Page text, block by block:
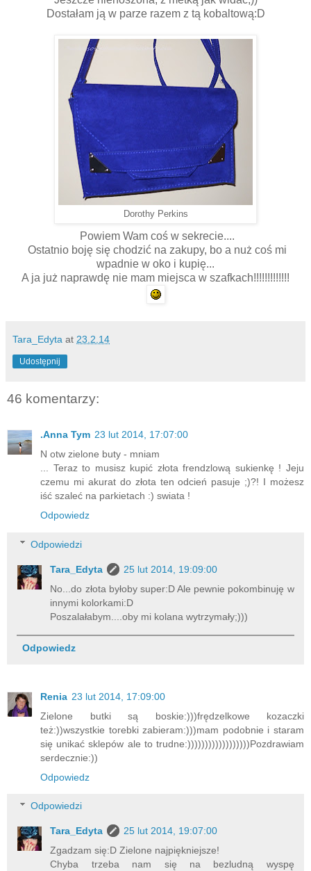
Dostałam ją w parze razem z tą kobaltową:D
Dorothy Perkins
Powiem Wam coś w sekrecie....
Ostatnio boję się chodzić na zakupy, bo a nuż coś mi
wpadnie w oko i kupię...
A ja już naprawdę nie mam miejsca w szafkach!!!!!!!!!!!!!
Tara_Edyta at 23.2.14
Udostępnij
46 komentarzy:
.Anna Tym 23 lut 2014, 17:07:00
N otw zielone buty - mniam
... Teraz to musisz kupić złota frendzlową sukienkę ! Jeju
czemu mi akurat do złota ten odcień pasuje ;)?! I możesz
iść szaleć na parkietach :) swiata !
Odpowiedz
Odpowiedzi
Tara_Edyta
25 lut 2014, 19:09:00
No...do złota byłoby super:D Ale pewnie pokombinuję w
innymi kolorkami:D
Poszalałabym....oby mi kolana wytrzymały;)))
Odpowiedz
Renia 23 lut 2014, 17:09:00
Zielone butki są boskie:)))frędzelkowe kozaczki
też:))wszystkie torebki zabieram:)))mam podobnie i staram
się unikać sklepów ale to trudne:))))))))))))))))))Pozdrawiam
serdecznie:))
Odpowiedz
Odpowiedzi
Tara_Edyta
25 lut 2014, 19:07:00
Zgadzam się:D Zielone najpiękniejsze!
Chyba trzeba nam się na bezludną wyspę